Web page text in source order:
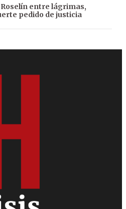
entre lágrimas,
pedido de justicia